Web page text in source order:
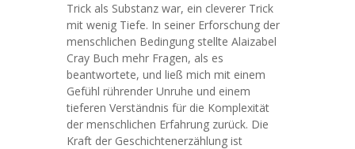
Trick als Substanz war, ein cleverer Trick
mit wenig Tiefe. In seiner Erforschung der
menschlichen Bedingung stellte Alaizabel
Cray Buch mehr Fragen, als es
beantwortete, und ließ mich mit einem
Gefühl rührender Unruhe und einem
tieferen Verständnis für die Komplexität
der menschlichen Erfahrung zurück. Die
Kraft der Geschichtenerzählung ist